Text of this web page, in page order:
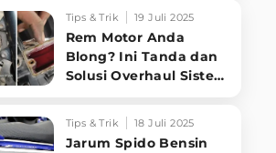
Sampai Tuntas
Tips & Trik 19 Juli 2025
Rem Motor Anda
Blong? Ini Tanda dan
Solusi Overhaul Sistem
Tips & Trik 18 Juli 2025
Jarum Spido Bensin